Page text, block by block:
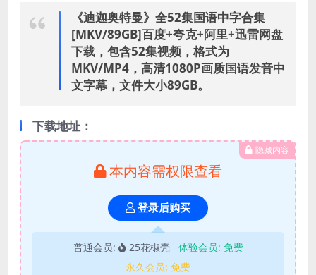
《迪迦奥特曼》全52集国语中字合集
[MKV/89GB]百度+夸克+阿里+迅雷网盘
下载， 包含52集视频，格式为
MKV/MP4，高清1080P画质国语发音中
文字幕，文件大小89GB。
下载地址：
隐藏内容
本内容需权限查看
登录后购买
普通会员: 25花椒壳 体验会员: 免费
永久会员: 免费